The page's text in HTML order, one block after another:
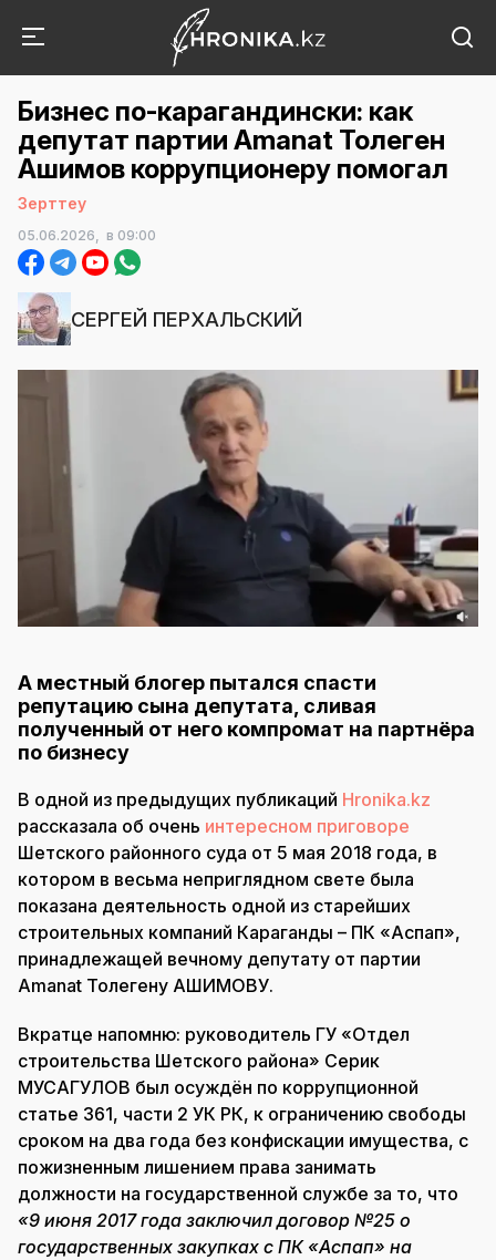
Бизнес по-карагандински: как
депутат партии Amanat Толеген
Ашимов коррупционеру помогал
Зерттеу
05.06.2026, в 09:00
СЕРГЕЙ ПЕРХАЛЬСКИЙ
А местный блогер пытался спасти
репутацию сына депутата, сливая
полученный от него компромат на партнёра
по бизнесу
В одной из предыдущих публикаций Hronika.kz
рассказала об очень интересном приговоре
Шетского районного суда от 5 мая 2018 года, в
котором в весьма неприглядном свете была
показана деятельность одной из старейших
строительных компаний Караганды – ПК «Аспап»,
принадлежащей вечному депутату от партии
Amanat Толегену АШИМОВУ.
Вкратце напомню: руководитель ГУ «Отдел
строительства Шетского района» Серик
МУСАГУЛОВ был осуждён по коррупционной
статье 361, части 2 УК РК, к ограничению свободы
сроком на два года без конфискации имущества, с
пожизненным лишением права занимать
должности на государственной службе за то, что
«9 июня 2017 года заключил договор №25 о
государственных закупках с ПК «Аспап» на